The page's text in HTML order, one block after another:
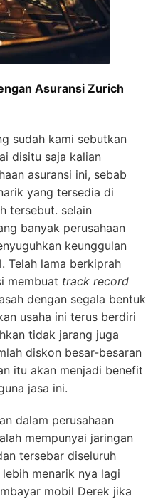
Asuransi Zurich
sudah kami sebutkan
disitu saja kalian
asuransi ini, sebab
yang tersedia di
tersebut. selain
banyak perusahaan
keunggulan
Telah lama berkiprah
membuat track record
dengan segala bentuk
usaha ini terus berdiri
tidak jarang juga
diskon besar-besaran
itu akan menjadi benefit
jasa ini.
dalam perusahaan
mempunyai jaringan
tersebar diseluruh
menarik nya lagi
mobil Derek jika